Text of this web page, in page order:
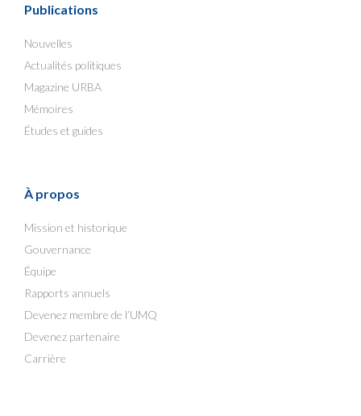
Publications
Nouvelles
Actualités politiques
Magazine URBA
Mémoires
Études et guides
À propos
Mission et historique
Gouvernance
Équipe
Rapports annuels
Devenez membre de l’UMQ
Devenez partenaire
Carrière